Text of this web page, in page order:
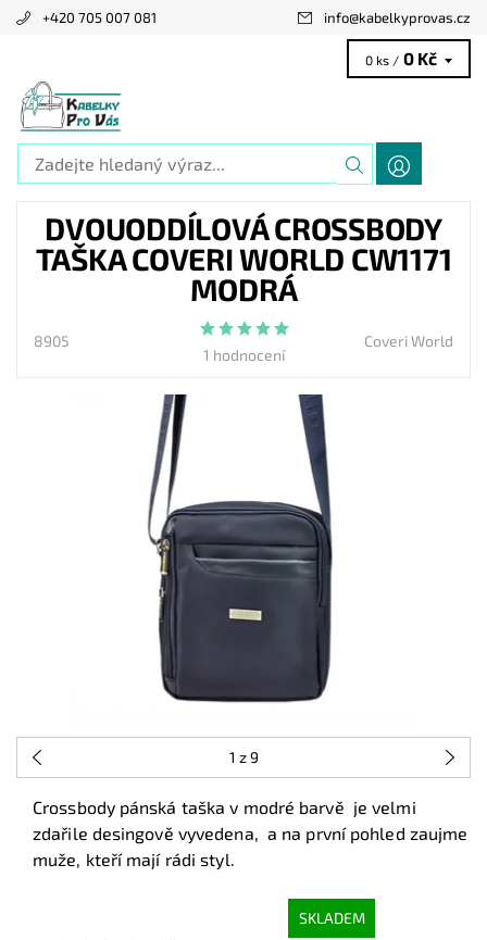
+420 705 007 081 info@kabelkyprovas.cz
0 ks / 0 Kč
DVOUODDÍLOVÁ CROSSBODY
TAŠKA COVERI WORLD CW1171
MODRÁ
8905
1 hodnocení
Coveri World
1 z 9
Crossbody pánská taška v modré barvě je velmi
zdařile desingově vyvedena, a na první pohled zaujme
muže, kteří mají rádi styl.
SKLADEM